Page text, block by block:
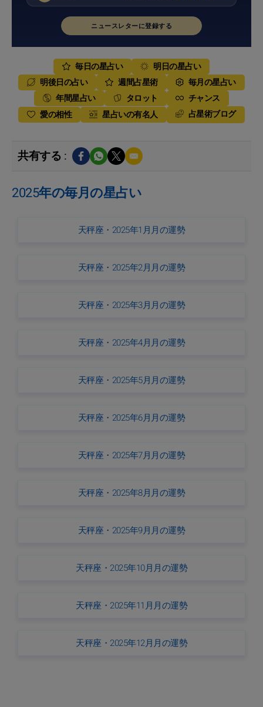
ニュースレターに登録する
毎日の星占い
明日の星占い
明後日の占い
週間占星術
毎月の星占い
年間星占い
タロット
チャンス
愛の相性
星占いの有名人 占星術ブログ
共有する :
2025年の毎月の星占い
天秤座・2025年1月月の運勢
天秤座・2025年2月月の運勢
天秤座・2025年3月月の運勢
天秤座・2025年4月月の運勢
天秤座・2025年5月月の運勢
天秤座・2025年6月月の運勢
天秤座・2025年7月月の運勢
天秤座・2025年8月月の運勢
天秤座・2025年9月月の運勢
天秤座・2025年10月月の運勢
天秤座・2025年11月月の運勢
天秤座・2025年12月月の運勢